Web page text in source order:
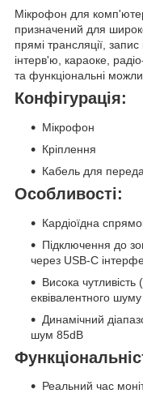
Мікрофон для
призначений для
прямі трансляції,
інтерв'ю, караоке,
та функціональні
Конфігурація:
Мікрофон
Кріплення
Кабель для
Особливості:
Кардіоїдна
Підключення до
через USB-C
Висока
еквівалентного
Динамічний
шум 85dB
Реальний час